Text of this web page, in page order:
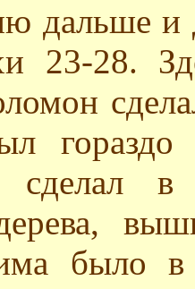
дальше и
23-28.
сделал
было